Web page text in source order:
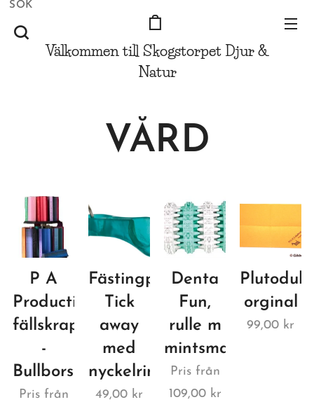
Välkommen till Skogstorpet Djur &
Natur
SÖK
VÅRD
P A
Productions
fällskrapa
-
Bullborsten
Pris från
Fästingplockare,
Tick
away
med
nyckelring
49,00 kr
Denta
Fun,
rulle m
mintsmak.
Pris från
109,00kr
orginal
99,00 kr